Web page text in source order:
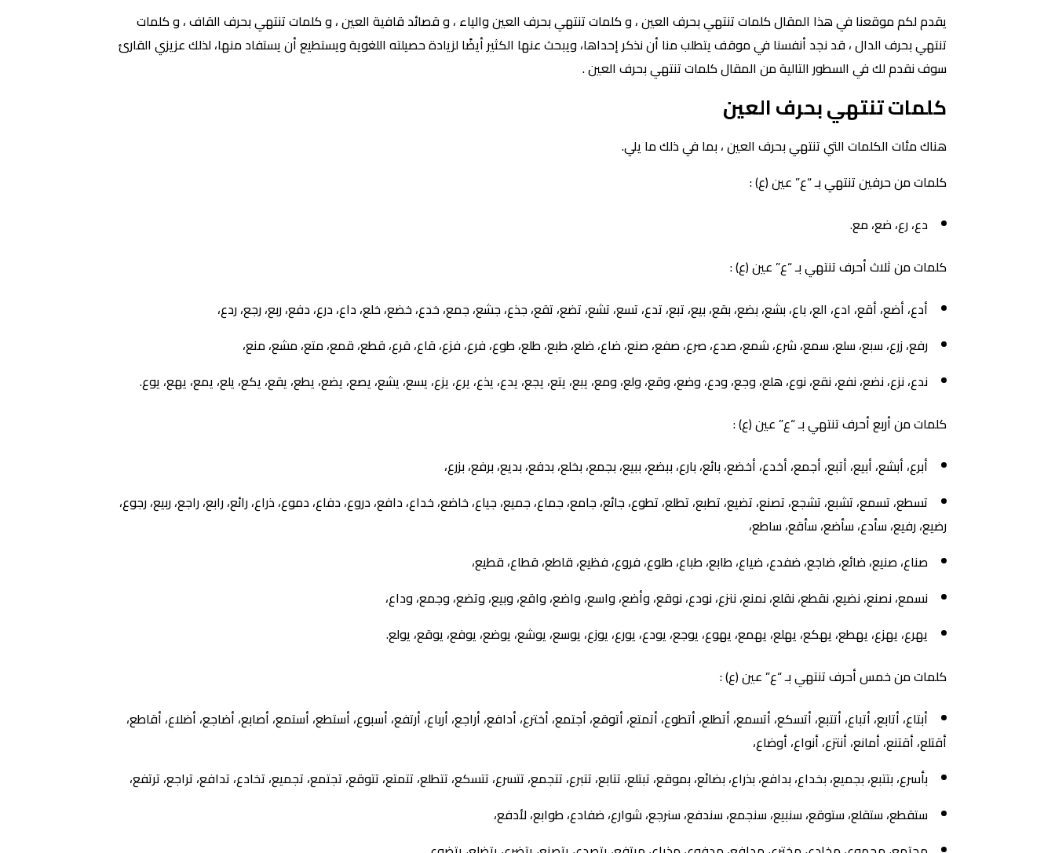
يقدم لكم موقعنا في هذا المقال كلمات تنتهي بحرف العين ، و كلمات تنتهي بحرف العين والياء ، و قصائد قافية العين ، و كلمات تنتهي بحرف القاف ، و كلمات
تنتهي بحرف الدال ، قد نجد أنفسنا في موقف يتطلب منا أن نذكر إحداها، ويبحث عنها الكثير أيضًا لزيادة حصيلته اللغوية ويستطيع أن يستفاد منها، لذلك عزيزي القارئ
سوف نقدم لك في السطور التالية من المقال كلمات تنتهي بحرف العين .
كلمات تنتهي بحرف العين
هناك مئات الكلمات التي تنتهي بحرف العين ، بما في ذلك ما يلي.
كلمات من حرفين تنتهي بـ “ع” عين (ع) :
دع، رع، ضع، مع.
كلمات من ثلاث أحرف تنتهي بـ “ع” عين (ع) :
أدع، أضع، أقع، ادع، الع، باع، بشع، بضع، بقع، بيع، تبع، تدع، تسع، تشع، تضع، تقع، جذع، جشع، جمع، خدع، خضع، خلع، داع، درع، دفع، ربع، رجع، ردع،
رفع، زرع، سبع، سلع، سمع، شرع، شمع، صدع، صرع، صفع، صنع، ضاع، ضلع، طبع، طلع، طوع، فرع، فزع، قاع، قرع، قطع، قمع، متع، مشع، منع،
ندع، نزع، نضع، نفع، نقع، نوع، هلع، وجع، ودع، وضع، وقع، ولع، ومع، يبع، يتع، يجع، يدع، يذع، يرع، يزع، يسع، يشع، يصع، يضع، يطع، يقع، يكع، يلع، يمع، يهع، يوع.
كلمات من أربع أحرف تنتهي بـ “ع” عين (ع) :
أبرع، أبشع، أبيع، أتبع، أجمع، أخدع، أخضع، بائع، بارع، ببضع، ببيع، بجمع، بخلع، بدفع، بديع، برفع، بزرع،
تسطع، تسمع، تشبع، تشجع، تصنع، تضيع، تطبع، تطلع، تطوع، جائع، جامع، جماع، جميع، جياع، خاضع، خداع، دافع، دروع، دفاع، دموع، ذراع، رائع، رابع، راجع، ربيع، رجوع،
رضيع، رفيع، سأدع، سأضع، سأقع، ساطع،
صناع، صنيع، ضائع، ضاجع، ضفدع، ضياع، طابع، طباع، طلوع، فروع، فظيع، قاطع، قطاع، قطيع،
نسمع، نصنع، نضيع، نقطع، نقلع، نمنع، ننزع، نودع، نوقع، وأضع، واسع، واضع، واقع، وبيع، وتضع، وجمع، وداع،
يهرع، يهزع، يهطع، يهكع، يهلع، يهمع، يهوع، يوجع، يودع، يورع، يوزع، يوسع، يوشع، يوضع، يوفع، يوقع، يولع.
كلمات من خمس أحرف تنتهي بـ “ع” عين (ع) :
أبتاع، أتابع، أتباع، أتتبع، أتسكع، أتسمع، أتطلع، أتطوع، أتمتع، أتوقع، أجتمع، أخترع، أدافع، أراجع، أرباع، أرتفع، أسبوع، أستطع، أستمع، أصابع، أضاجع، أضلاع، أقاطع،
أقتلع، أقتنع، أمانع، أنتزع، أنواع، أوضاع،
بأسرع، بتتبع، بجميع، بخداع، بدافع، بذراع، بضائع، بموقع، تبتلع، تتابع، تتبرع، تتجمع، تتسرع، تتسكع، تتطلع، تتمتع، تتوقع، تجتمع، تجميع، تخادع، تدافع، تراجع، ترتفع،
ستقطع، ستقلع، ستوقع، سنبيع، سنجمع، سندفع، سنرجع، شوارع، ضفادع، طوابع، لأدفع،